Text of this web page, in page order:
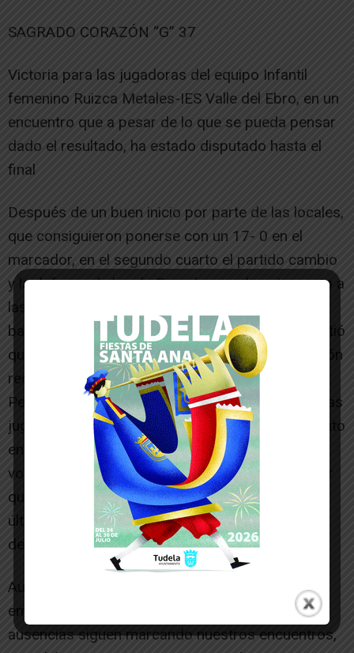
SAGRADO CORAZÓN “G” 37
Victoria para las jugadoras del equipo Infantil
femenino Ruizca Metales-IES Valle del Ebro, en un
encuentro que a pesar de lo que se pueda pensar
dado el resultado, ha estado disputado hasta el
final
Después de un buen inicio por parte de las locales,
que consiguieron ponerse con un 17- 0 en el
marcador, en el segundo cuarto el partido cambio
y la defensa de las de Pamplona se les atraganto a
las riberas, que tenían dificultades para mover el
balón y acercarse a la canasta rival, lo que permitió
que los contraataques de las del Sagrado Corazón
recortasen los distancia en el marcador.
Pero el descanso puso fin a su remontada, con las
jugadoras del Génesis mucho más centradas tanto
en ataque como defensa en el tercer cuarto,
volviendo a abrir distancias en el tanteo y a pesar
que las visitantes siguieron luchando hasta el
último minuto, no fueron capaces de reducir la
desventaja.
Aunque alguna de las jugadoras lesionadas
empieza ya volver la disciplina del equipo, las
ausencias siguen marcando nuestros encuentros,